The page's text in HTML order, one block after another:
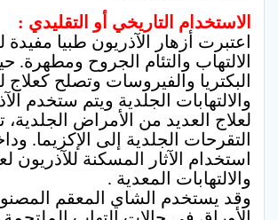
الاستخدام التاريخي أو التقليدي :
اعتبرت أزهار الآذريون طبيا
الالتهاب والتئام الجروح ومطهرة.
البكتريا والفيروسات وتصلح
والالتهابات الجلدية ويتم ستخدم
لعلاج العديد من الأمراض الجلدية،
التقرحات الجلدية إلى الإكزيما.
استخدام الآثار المسكنة للآذريون
والالتهابات المعدية .
وقد يستخدم الشاي المعقم